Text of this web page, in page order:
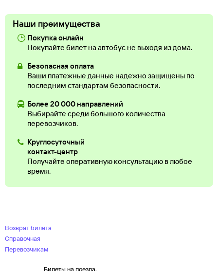
Наши преимущества
Покупка онлайн
Покупайте билет на автобус не выходя из дома.
Безопасная оплата
Ваши платежные данные надежно защищены по
последним стандартам безопасности.
Более 20 000 направлений
Выбирайте среди большого количества
перевозчиков.
Круглосуточный
контакт-центр
Получайте оперативную консультацию в любое
время.
Возврат билета
Справочная
Перевозчикам
Билеты на поезда,